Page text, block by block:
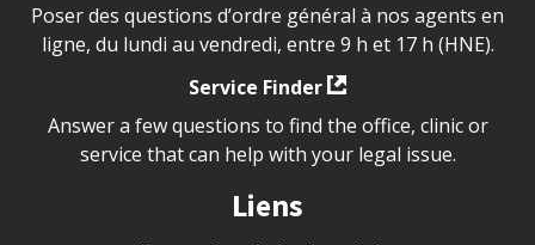
Poser des questions d’ordre général à nos agents en
ligne, du lundi au vendredi, entre 9 h et 17 h (HNE).
Service Finder
Answer a few questions to find the office, clinic or
service that can help with your legal issue.
Liens